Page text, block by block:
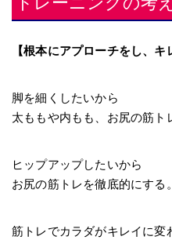
【根本にアプローチをし、キ
脚を細くしたいから
太ももや内もも、お尻の筋ト
ヒップアップしたいから
お尻の筋トレを徹底的にする。
筋トレでカラダがキレイに変